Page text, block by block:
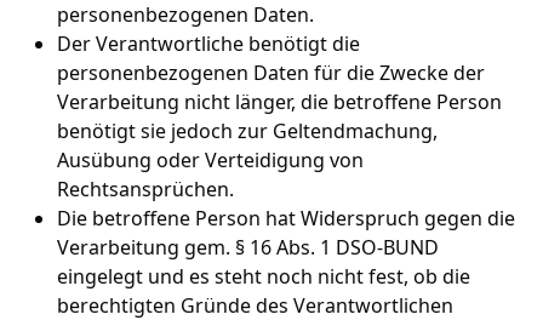
personenbezogenen Daten.
Der Verantwortliche benötigt die
personenbezogenen Daten für die Zwecke der
Verarbeitung nicht länger, die betroffene Person
benötigt sie jedoch zur Geltendmachung,
Ausübung oder Verteidigung von
Rechtsansprüchen.
Die betroffene Person hat Widerspruch gegen die
Verarbeitung gem. § 16 Abs. 1 DSO-BUND
eingelegt und es steht noch nicht fest, ob die
berechtigten Gründe des Verantwortlichen